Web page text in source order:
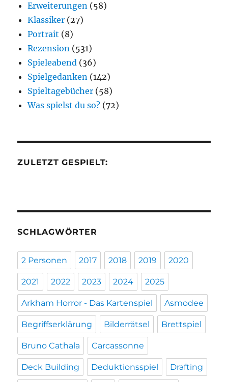
Erweiterungen (58)
Klassiker (27)
Portrait (8)
Rezension (531)
Spieleabend (36)
Spielgedanken (142)
Spieltagebücher (58)
Was spielst du so? (72)
ZULETZT GESPIELT:
SCHLAGWÖRTER
2 Personen 2017 2018 2019 2020
2021 2022 2023 2024 2025
Arkham Horror - Das Kartenspiel Asmodee
Begriffserklärung Bilderrätsel Brettspiel
Bruno Cathala Carcassonne
Deck Building Deduktionsspiel Drafting